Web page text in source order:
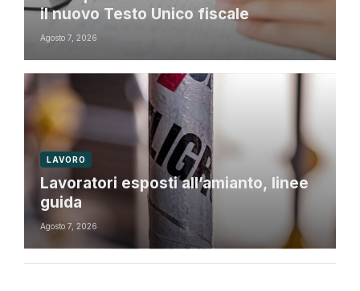
il nuovo Testo Unico fiscale
Agosto 7, 2026
LAVORO
Lavoratori esposti all’amianto, linee
guida
Agosto 7, 2026